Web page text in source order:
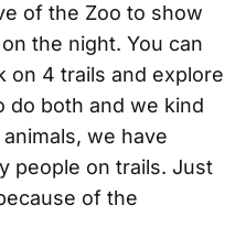
of the Zoo to show
the night. You can
on 4 trails and explore
do both and we kind
we have
people on trails. Just
of the